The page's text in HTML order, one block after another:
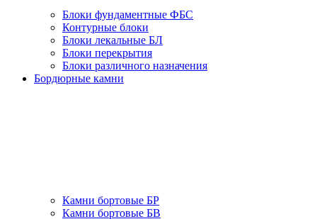
Блоки фундаментные ФБС
Контурные блоки
Блоки лекальные БЛ
Блоки перекрытия
Блоки различного назначения
Бордюрные камни
Камни бортовые БР
Камни бортовые БВ